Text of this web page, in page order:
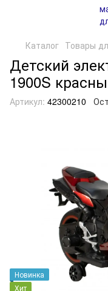
Каталог Товары
Детский
1900S
Артикул: 42300210
Новинка
Хит